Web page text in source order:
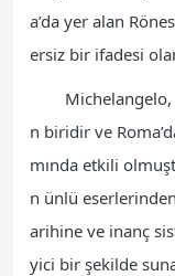
a’da yer alan
ersiz bir ifadesi
Michelangelo,
n biridir ve
mında etkili
n ünlü
arihine ve inanç
yici bir şekilde